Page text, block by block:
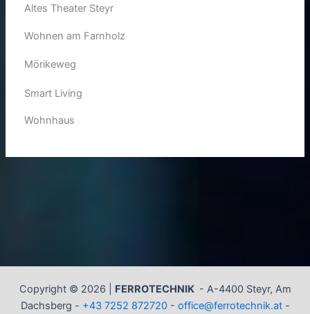
Altes Theater Steyr
Wohnen am Farnholz
Mörikeweg
Smart Living
Wohnhaus
Copyright © 2026 | FERROTECHNIK - A-4400 Steyr, Am
Dachsberg - +43 7252 872720- office@ferrotechnik.at-